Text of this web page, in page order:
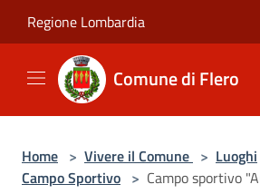
Regione Lombardia
Comune di Flero
Home > Vivere il Comune > Luoghi
Campo Sportivo > Campo sportivo